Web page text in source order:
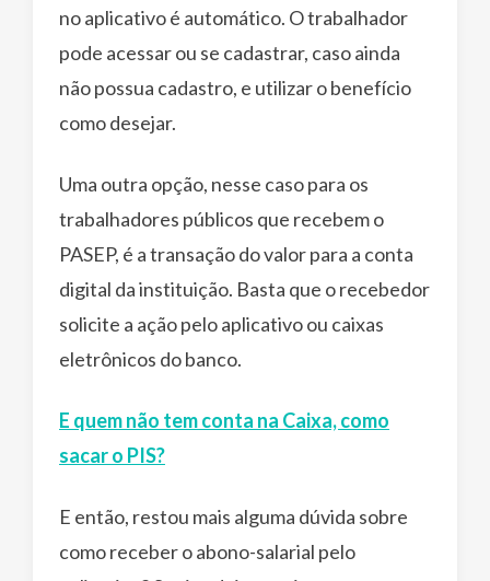
no aplicativo é automático. O trabalhador
pode acessar ou se cadastrar, caso ainda
não possua cadastro, e utilizar o benefício
como desejar.
Uma outra opção, nesse caso para os
trabalhadores públicos que recebem o
PASEP, é a transação do valor para a conta
digital da instituição. Basta que o recebedor
solicite a ação pelo aplicativo ou caixas
eletrônicos do banco.
E quem não tem conta na Caixa, como
sacar o PIS?
E então, restou mais alguma dúvida sobre
como receber o abono-salarial pelo